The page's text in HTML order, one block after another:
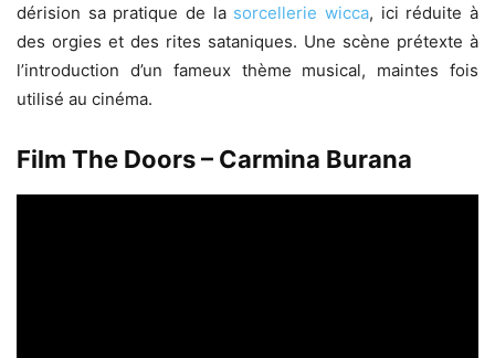
dérision sa pratique de la sorcellerie wicca, ici réduite à
des orgies et des rites sataniques. Une scène prétexte à
l’introduction d’un fameux thème musical, maintes fois
utilisé au cinéma.
Film The Doors – Carmina Burana